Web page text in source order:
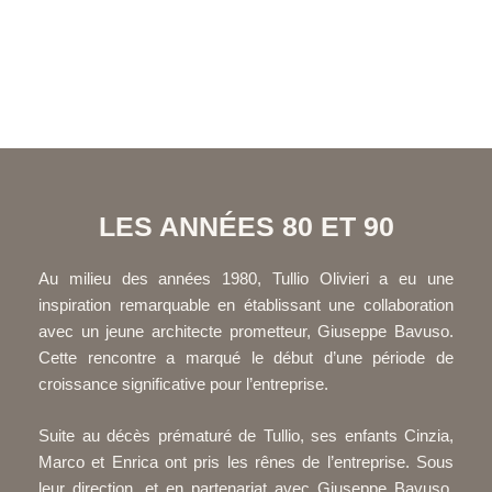
LES ANNÉES 80 ET 90
Au milieu des années 1980, Tullio Olivieri a eu une
inspiration remarquable en établissant une collaboration
avec un jeune architecte prometteur, Giuseppe Bavuso.
Cette rencontre a marqué le début d’une période de
croissance significative pour l’entreprise.
Suite au décès prématuré de Tullio, ses enfants Cinzia,
Marco et Enrica ont pris les rênes de l’entreprise. Sous